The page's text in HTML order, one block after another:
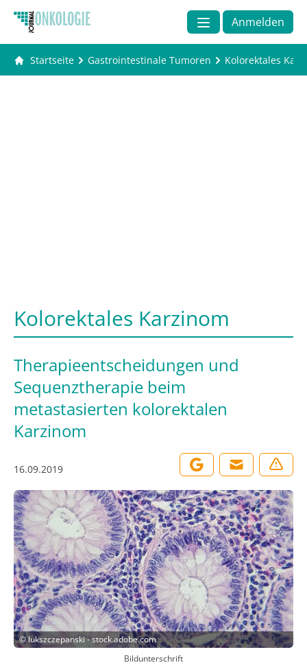
Anmelden
Startseite Gastrointestinale Tumoren Kolorektales
Kolorektales Karzinom
Therapieentscheidungen und
Sequenztherapie beim
metastasierten kolorektalen
Karzinom
16.09.2019
©lukszczepanski - stock.adobe.com
Bildunterschrift